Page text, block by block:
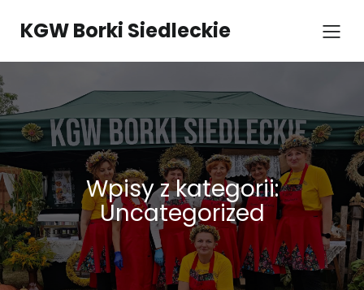
treściKGW Borki Siedleckie
Wpisy z kategorii:
Uncategorized